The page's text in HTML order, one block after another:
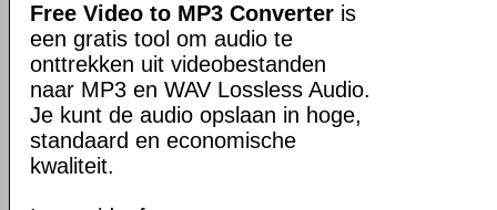
Free Video to MP3 Converter is
een gratis tool om audio te
onttrekken uit videobestanden
naar MP3 en WAV Lossless Audio.
Je kunt de audio opslaan in hoge,
standaard en economische
kwaliteit.